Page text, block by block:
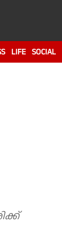
LIFE SOCIAL